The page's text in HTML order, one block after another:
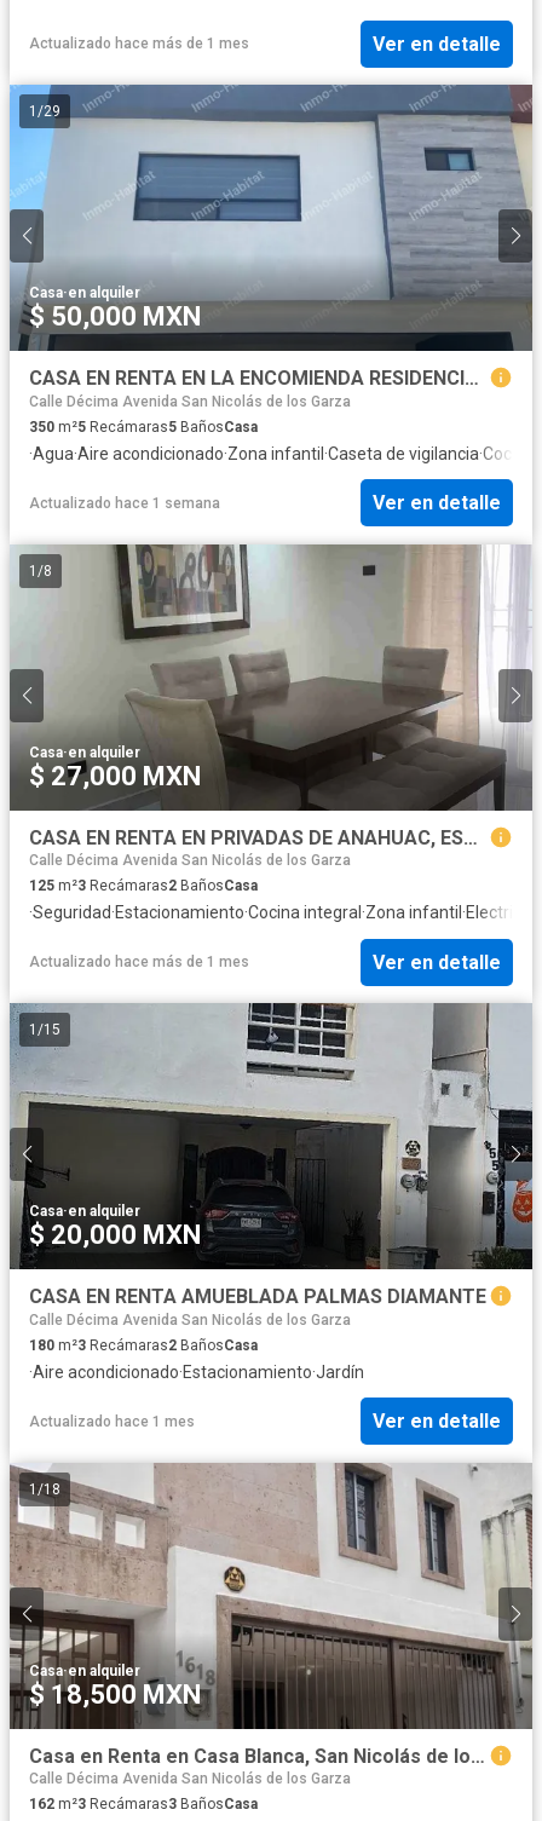
Actualizado hace más de 1 mes Ver en detalle
1 /29
Casa·en alquiler
$ 50,000 MXN
CASA EN RENTA EN LA ENCOMIENDA RESIDENCIAL, ESCOBEDO, N.L.
Calle Décima Avenida San Nicolás de los Garza
350 m²5 Recámaras5 BañosCasa
·Agua·Aire acondicionado·Zona infantil ·Caseta de vigilancia·Cocina
Actualizado hace 1 semana Ver en detalle
1 /8
Casa·en alquiler
$ 27,000 MXN
CASA EN RENTA EN PRIVADAS DE ANAHUAC, ESCOBEDO , N.L.
Calle Décima Avenida San Nicolás de los Garza
125 m²3 Recámaras2 BañosCasa
·Seguridad·Estacionamiento·Cocina integral ·Zona infantil ·
Actualizado hace más de 1 mes Ver en detalle
1 /15
Casa·en alquiler
$ 20,000 MXN
CASA EN RENTA AMUEBLADA PALMAS DIAMANTE
Calle Décima Avenida San Nicolás de los Garza
180 m²3 Recámaras2 BañosCasa
·Aire acondicionado·Estacionamiento·Jardín
Actualizado hace 1 mes Ver en detalle
1 /18
Casa·en alquiler
$ 18,500 MXN
Casa en Renta en Casa Blanca, San Nicolás de los Garza, Nuevo León
Calle Décima Avenida San Nicolás de los Garza
162 m²3 Recámaras3 BañosCasa